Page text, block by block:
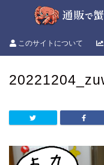
このサイトについて